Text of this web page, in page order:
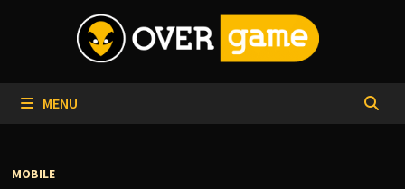
MENU
MOBILE